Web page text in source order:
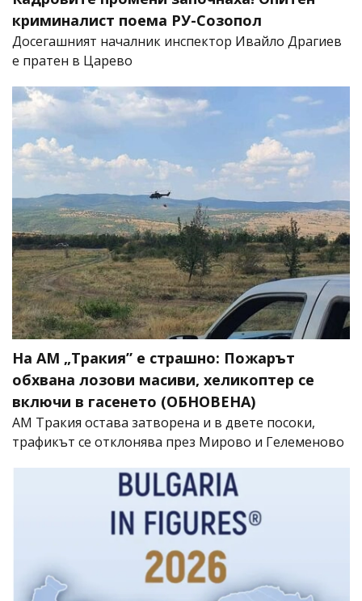
криминалист поема РУ-Созопол
Досегашният началник инспектор Ивайло Драгиев
е пратен в Царево
На АМ „Тракия” е страшно: Пожарът
обхвана лозови масиви, хеликоптер се
включи в гасенето (ОБНОВЕНА)
АМ Тракия остава затворена и в двете посоки,
трафикът се отклонява през Мирово и Гелеменово